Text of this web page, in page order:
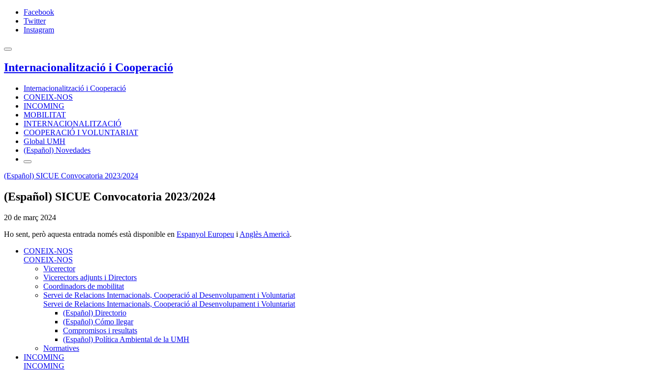
Facebook
Twitter
Instagram
Internacionalització i Cooperació
Internacionalització i Cooperació
CONEIX-NOS
INCOMING
MOBILITAT
INTERNACIONALITZACIÓ
COOPERACIÓ I VOLUNTARIAT
Global UMH
(Español) Novedades
(Español) SICUE Convocatoria 2023/2024
(Español) SICUE Convocatoria 2023/2024
20 de març 2024
Ho sent, però aquesta entrada només està disponible en Espanyol Europeu i Anglès Americà.
CONEIX-NOS
CONEIX-NOS
Vicerector
Vicerectors adjunts i Directors
Coordinadors de mobilitat
Servei de Relacions Internacionals, Cooperació al Desenvolupament i Voluntariat
Servei de Relacions Internacionals, Cooperació al Desenvolupament i Voluntariat
(Español) Directorio
(Español) Cómo llegar
Compromisos i resultats
(Español) Política Ambiental de la UMH
Normatives
INCOMING
INCOMING